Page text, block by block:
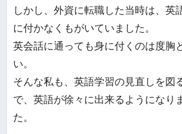
しかし、外資に転職した当時は、英
に付かなくもがいていました。
英会話に通っても身に付くのは度胸
い。
そんな私も、英語学習の見直しを図
で、英語が徐々に出来るようになり
た。